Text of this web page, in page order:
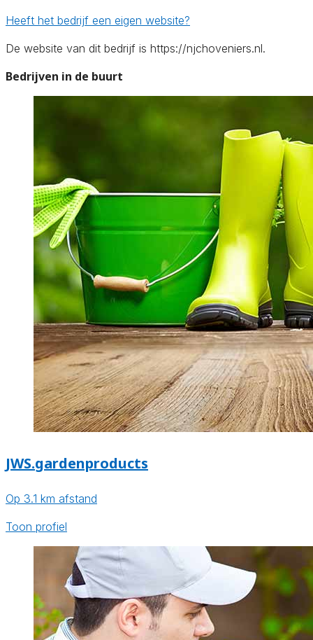
Heeft het bedrijf een eigen website?
De website van dit bedrijf is https://njchoveniers.nl.
Bedrijven in de buurt
JWS.gardenproducts
Op 3.1 km afstand
Toon profiel